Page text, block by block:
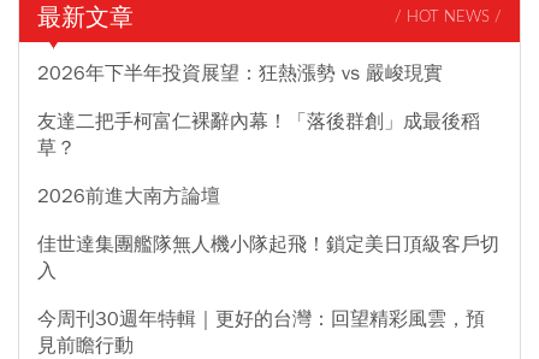
最新文章 / HOT NEWS /
2026年下半年投資展望：狂熱漲勢 vs 嚴峻現實
友達二把手柯富仁裸辭內幕！「落後群創」成最後稻
草？
2026前進大南方論壇
佳世達集團艦隊無人機小隊起飛！鎖定美日頂級客戶切
入
今周刊30週年特輯｜更好的台灣：回望精彩風雲，預
見前瞻行動